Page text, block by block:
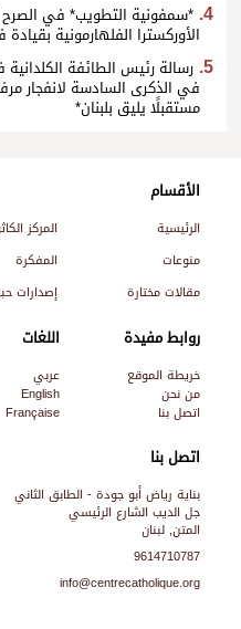
*سمفونية التطويب* في
الأوركسترا الفلهارمونية بقيادة
رسالة رئيس الطائفة
في الذكرى السادسة لانفجار
مستقبلًا يليق بلبنان*
اتصل بنا
بناية رياض أبو جودة - الطابق الثاني
جل الديب الشارع الرئيسي
المتن, لبنان
9614710787
info@centrecatholique.org
الأقسام
الرئيسية المركز
منوعات
المفكرة
مقالات مختارة
إصدارات
روابط مفيدة
خريطة الموقع
من نحن
اتصل بنا
اللغات
عربي
English
Française